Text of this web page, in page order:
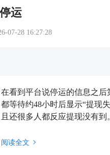
运
07-28 16:27:28
在看到平台说停运的信息之
都等待约48小时后显示“提现
且还很多人都反应提现没有到
阅读全文